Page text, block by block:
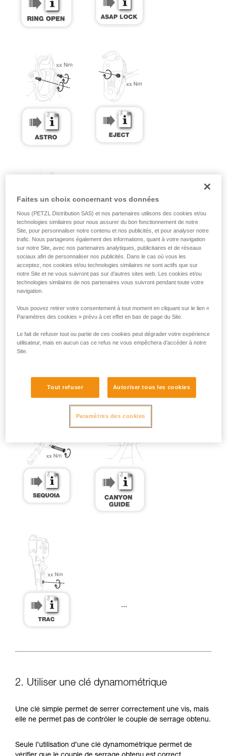
...
2. Utiliser une clé dynamométrique
Une clé simple permet de serrer correctement une vis, mais
elle ne permet pas de contrôler le couple de serrage obtenu.
Seule l’utilisation d’une clé dynamométrique permet de
Faites un choix concernant vos données
Nous (PETZL Distribution SAS) et nos partenaires utilisons des cookies et/ou
technologies similaires pour nous assurer du bon fonctionnement de notre
Site, pour personnaliser notre contenu et nos publicités, et pour analyser notre
trafic. Nous partageons également des informations, quant à votre navigation
sur notre Site, avec nos partenaires analytiques, publicitaires et de réseaux
sociaux afin de personnaliser nos publicités. Dans le cas où vous les
acceptez, nos cookies et/ou technologies similaires ne sont actifs que sur
notre Site et ne vous suivront pas sur d’autres sites web. Les cookies et/ou
technologies similaires de nos partenaires vous suivront pendant toute votre
navigation.
Vous pouvez retirer votre consentement à tout moment en cliquant sur le lien «
Paramètres des cookies » prévu à cet effet en bas de page du Site.
Le fait de refuser tout ou partie de ces cookies peut dégrader votre expérience
utilisateur, mais en aucun cas ce refus ne vous empêchera d’accéder à notre
Site.
Tout refuser Autoriser tous les cookies
Paramètres des cookies